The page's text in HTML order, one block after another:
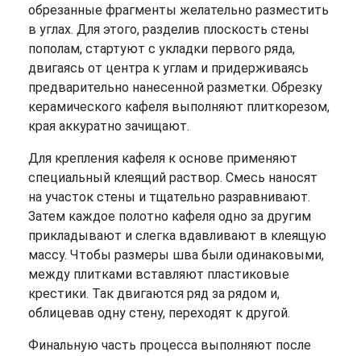
обрезанные фрагменты желательно разместить
в углах. Для этого, разделив плоскость стены
пополам, стартуют с укладки первого ряда,
двигаясь от центра к углам и придерживаясь
предварительно нанесенной разметки. Обрезку
керамического кафеля выполняют плиткорезом,
края аккуратно зачищают.
Для крепления кафеля к основе применяют
специальный клеящий раствор. Смесь наносят
на участок стены и тщательно разравнивают.
Затем каждое полотно кафеля одно за другим
прикладывают и слегка вдавливают в клеящую
массу. Чтобы размеры шва были одинаковыми,
между плитками вставляют пластиковые
крестики. Так двигаются ряд за рядом и,
облицевав одну стену, переходят к другой.
Финальную часть процесса выполняют после